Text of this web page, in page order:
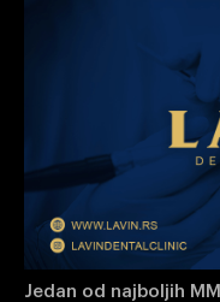
Jedan od najboljih